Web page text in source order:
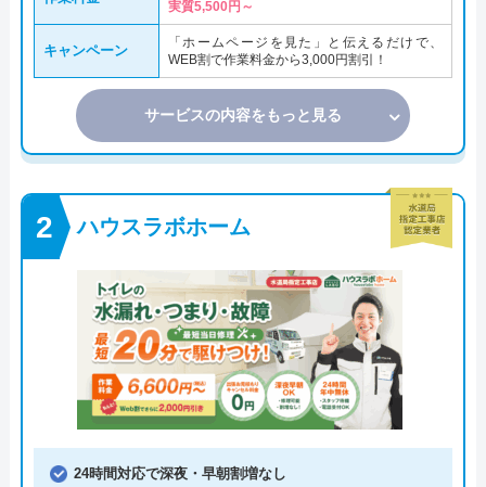
実質5,500円～
キャンペーン
「ホームページを見た」と伝えるだけで、
WEB割で作業料金から3,000円割引！
サービスの内容をもっと見る
ハウスラボホーム
24時間対応で深夜・早朝割増なし